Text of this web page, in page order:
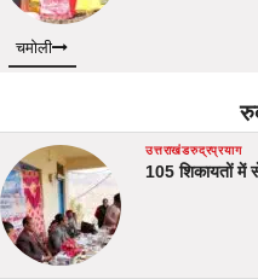
चमोली
उत्तराखंडरुद्रप्रयाग
105 शिकायतों में